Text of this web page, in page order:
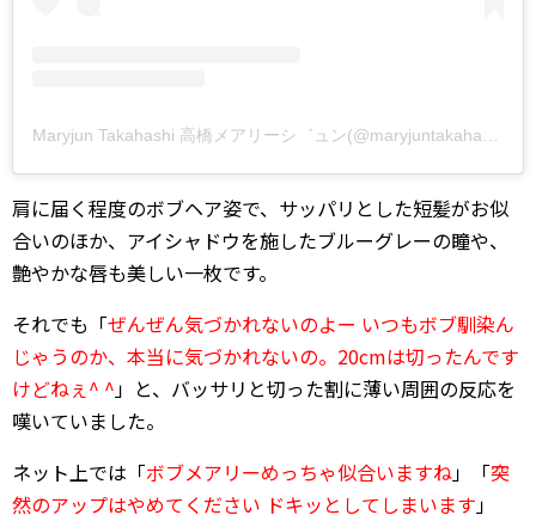
肩に届く程度のボブヘア姿で、サッパリとした短髪がお似
合いのほか、アイシャドウを施したブルーグレーの瞳や、
艶やかな唇も美しい一枚です。
それでも「ぜんぜん気づかれないのよー いつもボブ馴染ん
じゃうのか、本当に気づかれないの。20cmは切ったんです
けどねぇ^ ^」と、バッサリと切った割に薄い周囲の反応を
嘆いていました。
ネット上では「ボブメアリーめっちゃ似合いますね」「突
然のアップはやめてください ドキッとしてしまいます」